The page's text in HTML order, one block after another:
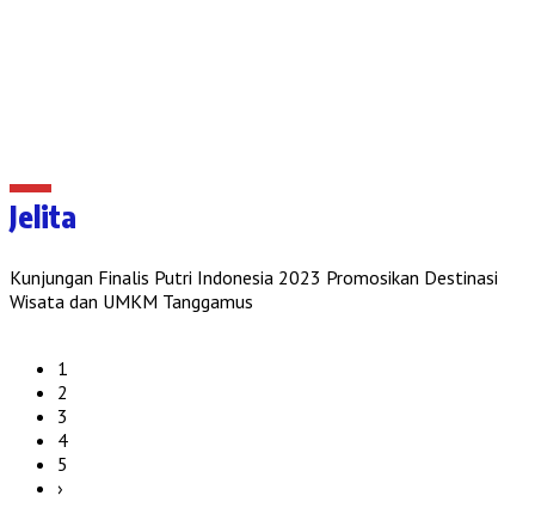
Jelita
Kunjungan Finalis Putri Indonesia 2023 Promosikan Destinasi
Wisata dan UMKM Tanggamus
1
2
3
4
5
›